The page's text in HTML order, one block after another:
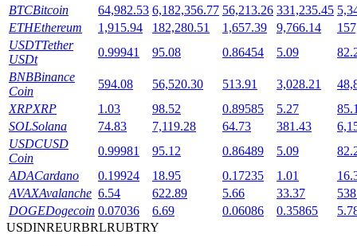
Launchpool
Elastyczne stawianie zakładów, aby zarabiać na popularnych
tokenach
Blokady BTR
BTCBitcoin 64,982.53 6,182,356.77 56,213.26 331,235.45
ETHEthereum 1,915.94 182,280.51 1,657.39 9,766.14
USDTTether
USDt
0.99941 95.08 0.86454 5.09
BNBBinance
Coin
594.08 56,520.30 513.91 3,028.21
XRPXRP 1.03 98.52 0.89585 5.27
SOLSolana 74.83 7,119.28 64.73 381.43
USDCUSD
Coin
0.99981 95.12 0.86489 5.09
ADACardano 0.19924 18.95 0.17235 1.01
AVAXAvalanche 6.54 622.89 5.66 33.37
DOGEDogecoin 0.07036 6.69 0.06086 0.35865
USDINREURBRLRUBTRY